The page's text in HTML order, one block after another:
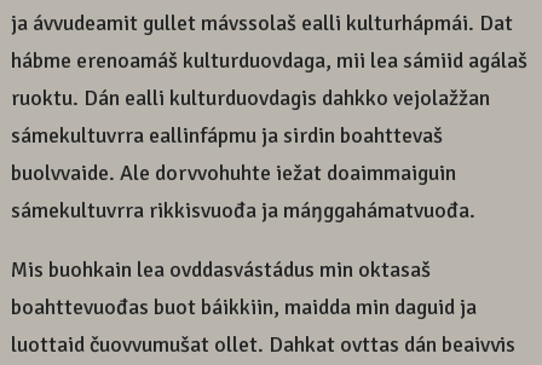
ja ávvudeamit gullet mávssolaš ealli kulturhápmái. Dat
hábme erenoamáš kulturduovdaga, mii lea sámiid agálaš
ruoktu. Dán ealli kulturduovdagis dahkko vejolažžan
sámekultuvrra eallinfápmu ja sirdin boahttevaš
buolvvaide. Ale dorvvohuhte iežat doaimmaiguin
sámekultuvrra rikkisvuođa ja máŋggahámatvuođa.
Mis buohkain lea ovddasvástádus min oktasaš
boahttevuođas buot báikkiin, maidda min daguid ja
luottaid čuovvumušat ollet. Dahkat ovttas dán beaivvis